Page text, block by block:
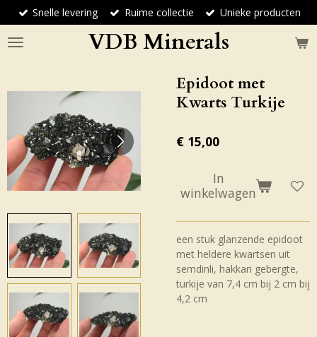
Ga
direct
naar
VDB Minerals
Snelle levering Ruime collectie Unieke producten
Epidoot met
Kwarts Turkije
€ 15,00
In
winkelwagen
een stuk glanzende epidoot
met heldere kwartsen uit
semdinli, hakkari gebergte,
turkije van 7,4 cm bij 2 cm bij
4,2 cm